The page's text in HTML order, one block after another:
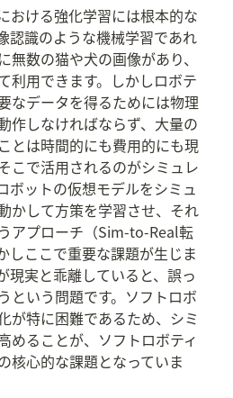
おける強化学習には根本的な
認識のような機械学習であれ
数の猫や犬の画像があり、
利用できます。しかしロボテ
なデータを得るためには物理
作しなければならず、大量の
とは時間的にも費用的にも現
こで活用されるのがシミュレ
ボットの仮想モデルをシミュ
かして方策を学習させ、それ
アプローチ（Sim-to-Real転
しここで重要な課題が生じま
現実と乖離していると、誤っ
という問題です。ソフトロボ
が特に困難であるため、シミ
めることが、ソフトロボティ
核心的な課題となっていま